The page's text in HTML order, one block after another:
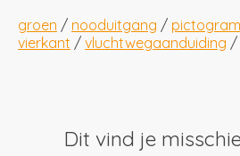
groen / nooduitgang / pictogram
vierkant / vluchtwegaanduiding /
Dit vind je